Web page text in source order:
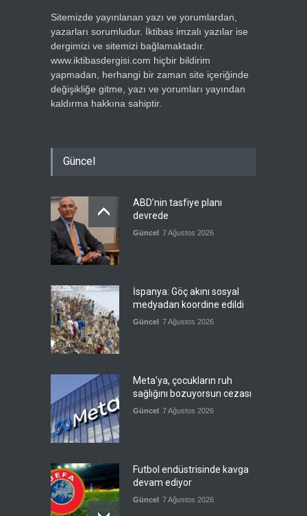
Sitemizde yayınlanan yazı ve yorumlardan,
yazarları sorumludur. İktibas imzalı yazılar ise
dergimizi ve sitemizi bağlamaktadır.
www.iktibasdergisi.com hiçbir bildirim
yapmadan, herhangi bir zaman site içeriğinde
değişikliğe gitme, yazı ve yorumları yayından
kaldırma hakkına sahiptir.
Güncel
ABD’nin tasfiye planı
devrede
Güncel 7 Ağustos 2026
İspanya: Göç akını sosyal
medyadan koordine edildi
Güncel 7 Ağustos 2026
Meta'ya, çocukların ruh
sağlığını bozuyorsun cezası
Güncel 7 Ağustos 2026
Futbol endüstrisinde kavga
devam ediyor
Güncel 7 Ağustos 2026